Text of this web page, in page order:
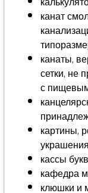
канат
канаты,
сетки, не
с
картины,
кассы
кафедра
клюшки и